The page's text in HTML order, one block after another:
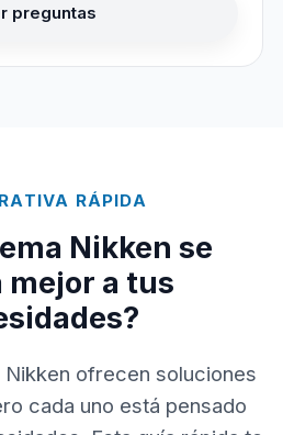
preguntas
RÁPIDA
Nikken se
mejor a tus
ofrecen soluciones
cada uno está pensado